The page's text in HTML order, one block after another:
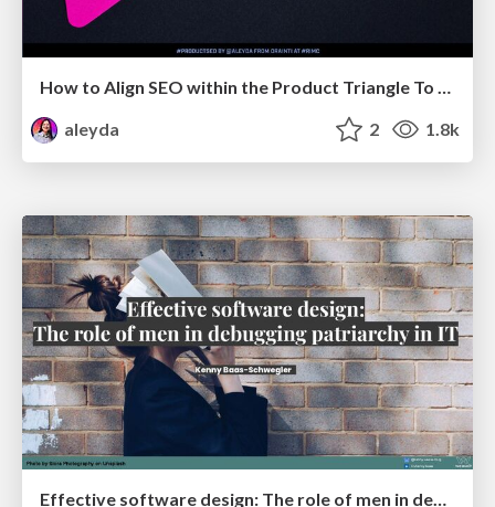
How to Align SEO within the Product Triangle To Get Buy-In & Support - #RIMC
aleyda
2 1.8k